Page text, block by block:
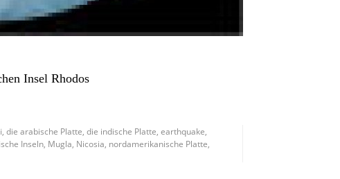
Insel Rhodos
,die arabische Platte ,die indische Platte ,earthquake
Inseln Mugla Nicosia nordamerikanische Platte